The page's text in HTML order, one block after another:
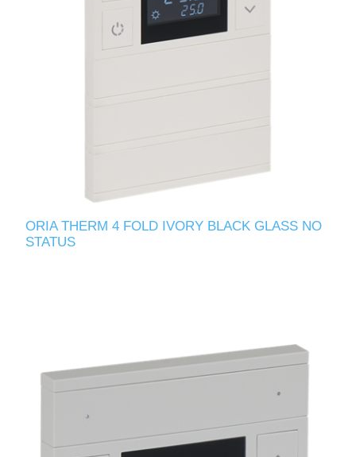
ORIA THERM 4 FOLD IVORY BLACK GLASS NO
STATUS